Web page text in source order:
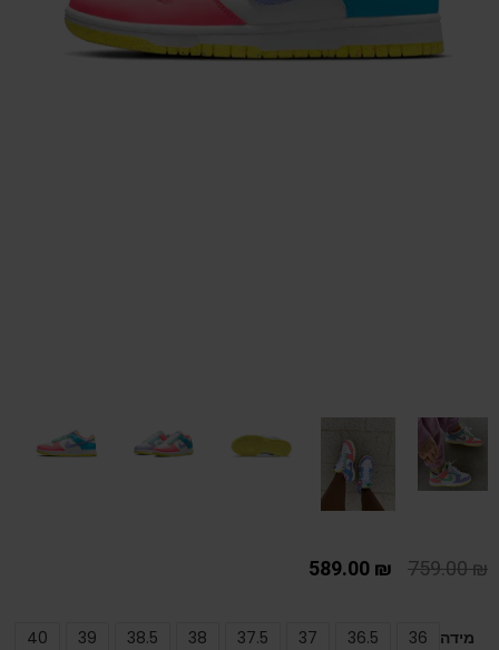
759.00₪
589.00 ₪
מידה 36
36.5
37
37.5
38
38.5
39
40